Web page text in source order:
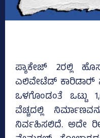
ಪ್ಯಾಕೇಜ್‌ 2ರಲ್ಲಿ
ಎಲಿವೇಟೆಡ್‌ ಕಾರಿಡಾರ್‍‌
ಒಳಗೊಂಡಂತೆ
ವೆಚ್ಚದಲ್ಲಿ
ನಿರ್ವಹಿಸಲಿದೆ. ಅದೇ